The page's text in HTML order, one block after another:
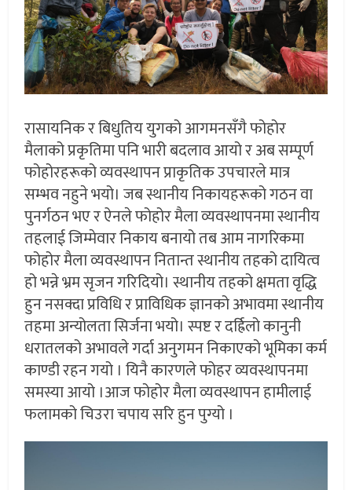
रासायनिक र बिधुतिय युगको आगमनसँगै फोहोर
मैलाको प्रकृतिमा पनि भारी बदलाव आयो र अब सम्पूर्ण
फोहोरहरूको व्यवस्थापन प्राकृतिक उपचारले मात्र
सम्भव नहुने भयो। जब स्थानीय निकायहरूको गठन वा
पुनर्गठन भए र ऐनले फोहोर मैला व्यवस्थापनमा स्थानीय
तहलाई जिम्मेवार निकाय बनायो तब आम नागरिकमा
फोहोर मैला व्यवस्थापन नितान्त स्थानीय तहको दायित्व
हो भन्ने भ्रम सृजन गरिदियो। स्थानीय तहको क्षमता वृद्धि
हुन नसक्दा प्रविधि र प्राविधिक ज्ञानको अभावमा स्थानीय
तहमा अन्योलता सिर्जना भयो। स्पष्ट र दर्ह्रिलो कानुनी
धरातलको अभावले गर्दा अनुगमन निकाएको भूमिका कर्म
काण्डी रहन गयो । यिनै कारणले फोहर व्यवस्थापनमा
समस्या आयो ।आज फोहोर मैला व्यवस्थापन हामीलाई
फलामको चिउरा चपाय सरि हुन पुग्यो ।